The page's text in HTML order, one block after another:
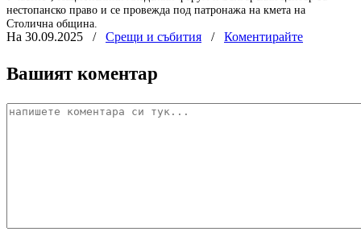
нестопанско право и се провежда под патронажа на кмета на
Столична община.
На 30.09.2025 / Срещи и събития / Коментирайте
Вашият коментар